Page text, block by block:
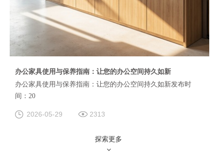
办公家具使用与保养指南：让您的办公空间持久如新
办公家具使用与保养指南：让您的办公空间持久如新发布时
间：20
2026-05-29 2313
探索更多